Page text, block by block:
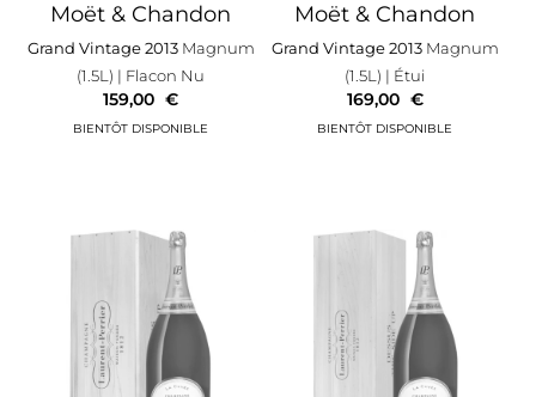
Moët & Chandon
Grand Vintage 2013Magnum
(1.5L) | Flacon Nu
159,00 €
Moët & Chandon
Grand Vintage 2013Magnum
(1.5L) | Étui
169,00 €